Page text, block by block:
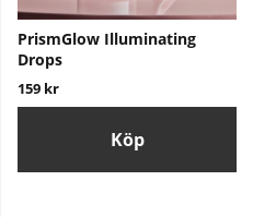
PrismGlow Illuminating
Drops
159 kr
Köp